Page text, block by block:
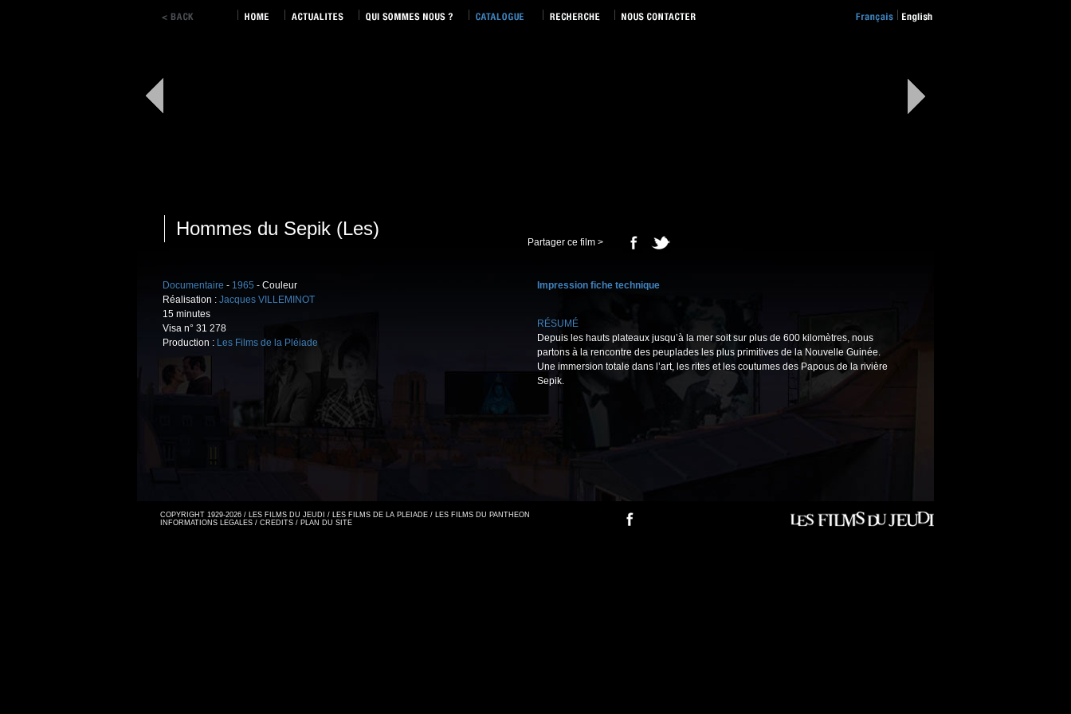
Hommes du Sepik (Les)
Partager ce film >
Documentaire - 1965 - Couleur
Réalisation : Jacques VILLEMINOT
15 minutes
Visa n° 31 278
Production : Les Films de la Pléiade
Impression fiche technique
RÉSUMÉ
Depuis les hauts plateaux jusqu’à la mer soit sur plus de 600 kilomètres, nous
partons à la rencontre des peuplades les plus primitives de la Nouvelle Guinée.
Une immersion totale dans l’art, les rites et les coutumes des Papous de la rivière
Sepik.
COPYRIGHT 1929-2026 / LES FILMS DU JEUDI / LES FILMS DE LA PLEIADE / LES FILMS DU PANTHEON
INFORMATIONS LEGALES / CREDITS / PLAN DU SITE